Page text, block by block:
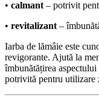
• calmant – potrivit
• revitalizant –
Iarba de lămâie este
revigorante. Ajută la
îmbunătățirea
potrivită pentru utilizare